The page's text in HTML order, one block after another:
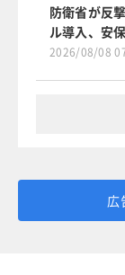
防衛省が反
ル導入、安
2026/08/08
広